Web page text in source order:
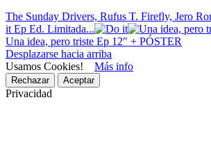
The Sunday Drivers, Rufus T. Firefly, Jero
it Ep Ed. Limitada...
Una idea, pero triste Ep 12″ + PÓSTER
Desplazarse hacia arriba
Usamos Cookies! Más info
Rechazar Aceptar
Privacidad